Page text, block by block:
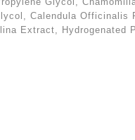
Calendula
Extract, Hydrogenated